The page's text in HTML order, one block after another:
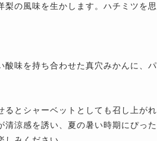
の風味を生かします。ハチミツを思
味を持ち合わせた真穴みかんに、パ
るとシャーベットとしても召し上がれ
涼感を誘い、夏の暑い時期にぴった